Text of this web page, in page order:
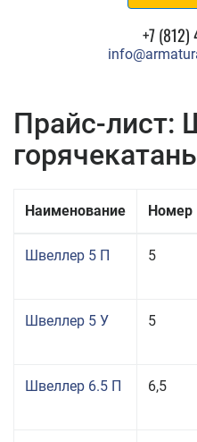
+7 (812)
Прайс-лист:
Наименование Номер
Швеллер 5 П 5
Швеллер 5 У 5
Швеллер 6.5 П 6,5